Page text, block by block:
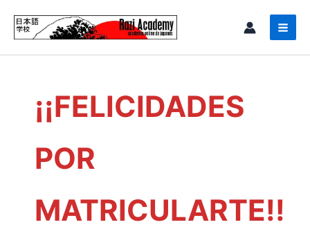
contenido
¡¡FELICIDADES
POR
MATRICULARTE!!